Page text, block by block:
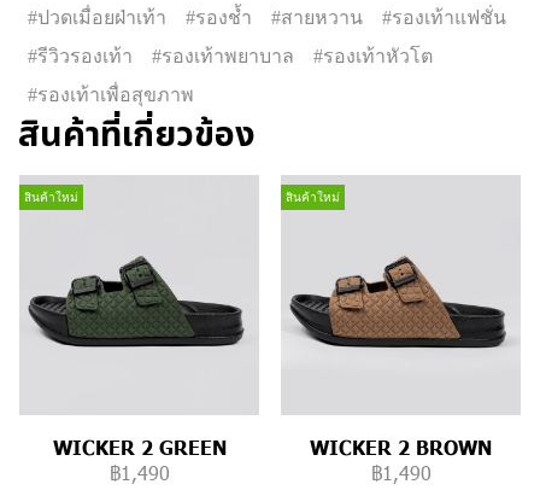
#ปวดเมื่อยฝ่าเท้า
#รองช้ำ #สายหวาน
#รองเท้าแฟชั่น
#รีวิวรองเท้า
#รองเท้าพยาบาล
#รองเท้าหัวโต
#รองเท้าเพื่อสุขภาพ
สินค้าที่เกี่ยวข้อง
สินค้าใหม่
WICKER 2 GREEN
฿1,490
สินค้าใหม่
WICKER 2 BROWN
฿1,490